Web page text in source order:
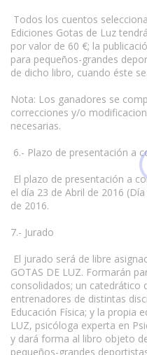
Todos los cuentos
Ediciones Gotas de Luz
por valor de 60 €; la
para pequeños-grandes
de dicho libro, cuando éste
Nota: Los ganadores se
correcciones y/o
necesarias.
6.- Plazo de presentación a
El plazo de presentación a
el día 23 de Abril de 2016
de 2016.
7.- Jurado
El jurado será de libre
GOTAS DE LUZ. Formarán
consolidados; un catedrático
entrenadores de distintas
Educación Física; y la propia
LUZ, psicóloga experta en
y dará forma al libro objeto
pequeños-grandes